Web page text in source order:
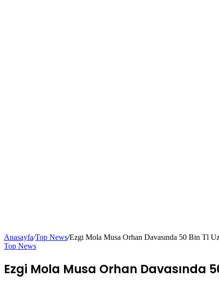
Anasayfa/Top News/Ezgi Mola Musa Orhan Davasında 50 Bin Tl
Top News
Ezgi Mola Musa Orhan Davasında